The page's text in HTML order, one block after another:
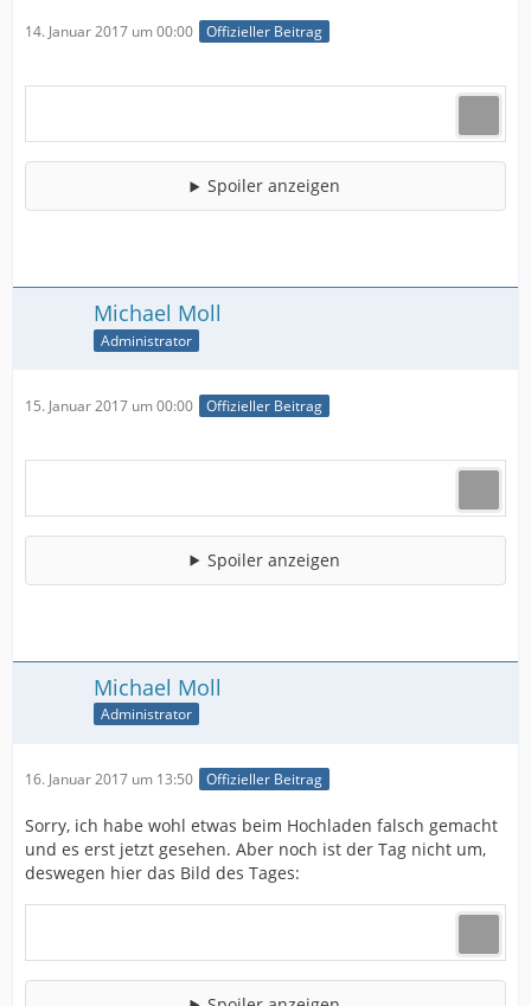
14. Januar 2017 um 00:00 Offizieller Beitrag
Spoiler anzeigen
Michael Moll
Administrator
15. Januar 2017 um 00:00 Offizieller Beitrag
Spoiler anzeigen
Michael Moll
Administrator
16. Januar 2017 um 13:50 Offizieller Beitrag
Sorry, ich habe wohl etwas beim Hochladen falsch gemacht
und es erst jetzt gesehen. Aber noch ist der Tag nicht um,
deswegen hier das Bild des Tages: